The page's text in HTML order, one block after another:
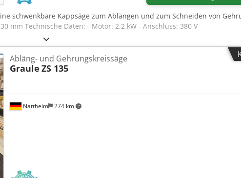
schwenkbare Kappsäge zum Ablängen und zum Schneiden von
mm Technische Daten: - Motor: 2,2 kW - Anschluss: 380 V
Nattheim 274 km
Abläng- und Gehrungskreissäge
Graule ZS 135